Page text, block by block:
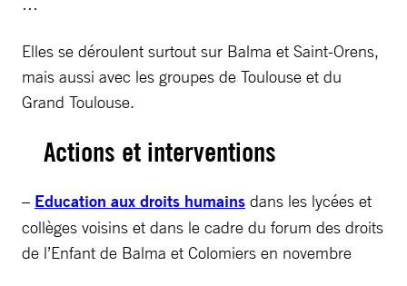
Elles se déroulent surtout sur Balma et Saint-Orens,
mais aussi avec les groupes de Toulouse et du
Grand Toulouse.
Actions et interventions
– Education aux droits humains dans les lycées et
collèges voisins et dans le cadre du forum des droits
de l’Enfant de Balma et Colomiers en novembre